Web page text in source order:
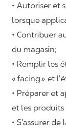
• Autoriser et
lorsque
• Contribuer
du magasin;
• Remplir les
«facing» et
• Préparer et
et les produits
• S’assurer